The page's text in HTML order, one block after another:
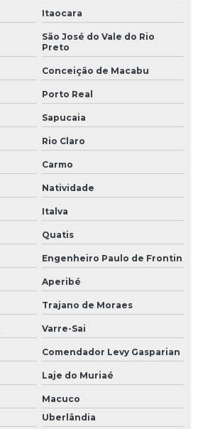
de calor
em transferência de calor
térmicos
industrial
industrial
industrial para fluido térmico
de sistema de fluido térmico
de fluidos térmicos
indústria
Itaocara
São José do Vale do Rio
Preto
Conceição de Macabu
Porto Real
Sapucaia
Rio Claro
Carmo
Natividade
Italva
Quatis
Engenheiro Paulo de Frontin
Aperibé
Trajano de Moraes
Varre-Sai
Comendador Levy Gasparian
Laje do Muriaé
Macuco
Uberlândia